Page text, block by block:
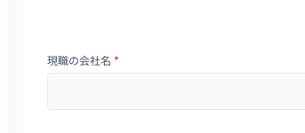
現職の会社名 *